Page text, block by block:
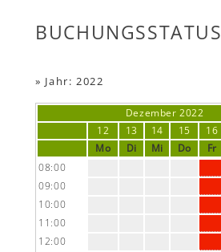
BUCHUNGSSTATUS
» Jahr: 2022
Dezember 2022
12
13 14 15 16
Mo
Di Mi Do Fr
08:00
09:00
10:00
11:00
12:00